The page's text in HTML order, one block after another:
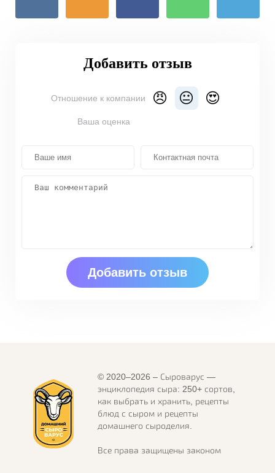
Добавить отзыв
Отношение к компании 😠 😐 😍
Ваша оценка
© 2020–2026 – Сыроварус —
энциклопедия сыра: 250+ сортов,
как выбрать и хранить, рецепты
блюд с сыром и рецепты
домашнего сыроделия.
Все права защищены законом